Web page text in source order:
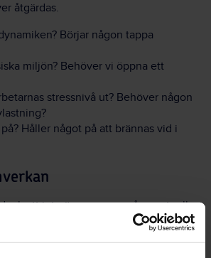
åtgärdas.
Börjar någon tappa
miljön? Behöver vi öppna ett
stressnivå ut? Behöver någon
Håller något på att brännas vid i
att inte överreagera på eventuella